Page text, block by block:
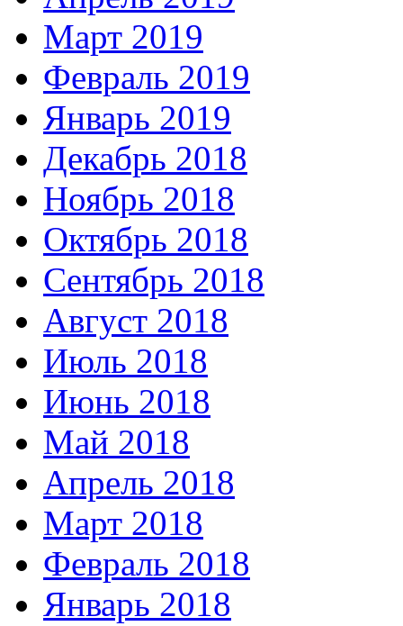
Март 2019
Февраль 2019
Январь 2019
Декабрь 2018
Ноябрь 2018
Октябрь 2018
Сентябрь 2018
Август 2018
Июль 2018
Июнь 2018
Май 2018
Апрель 2018
Март 2018
Февраль 2018
Январь 2018